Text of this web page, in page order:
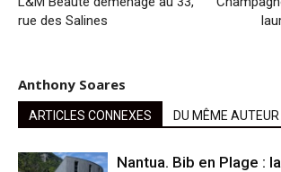
rue des Salines
Anthony Soares
ARTICLES CONNEXES DU MÊME AUTEUR
Nantua. Bib en Plage :